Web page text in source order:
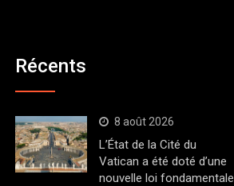
Récents
8 août 2026
L’État de la Cité du
Vatican a été doté d’une
nouvelle loi fondamentale